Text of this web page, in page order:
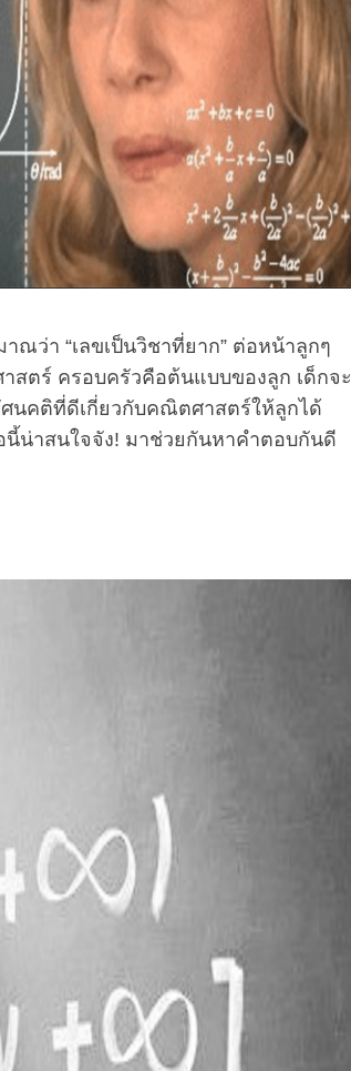
ว่า “เลขเป็นวิชาที่ยาก” ต่อหน้าลูกๆ
สตร์ ครอบครัวคือต้นแบบของลูก เด็กจะ
นคติที่ดีเกี่ยวกับคณิตศาสตร์ให้ลูกได้
น่าสนใจจัง! มาช่วยกันหาคำตอบกันดี